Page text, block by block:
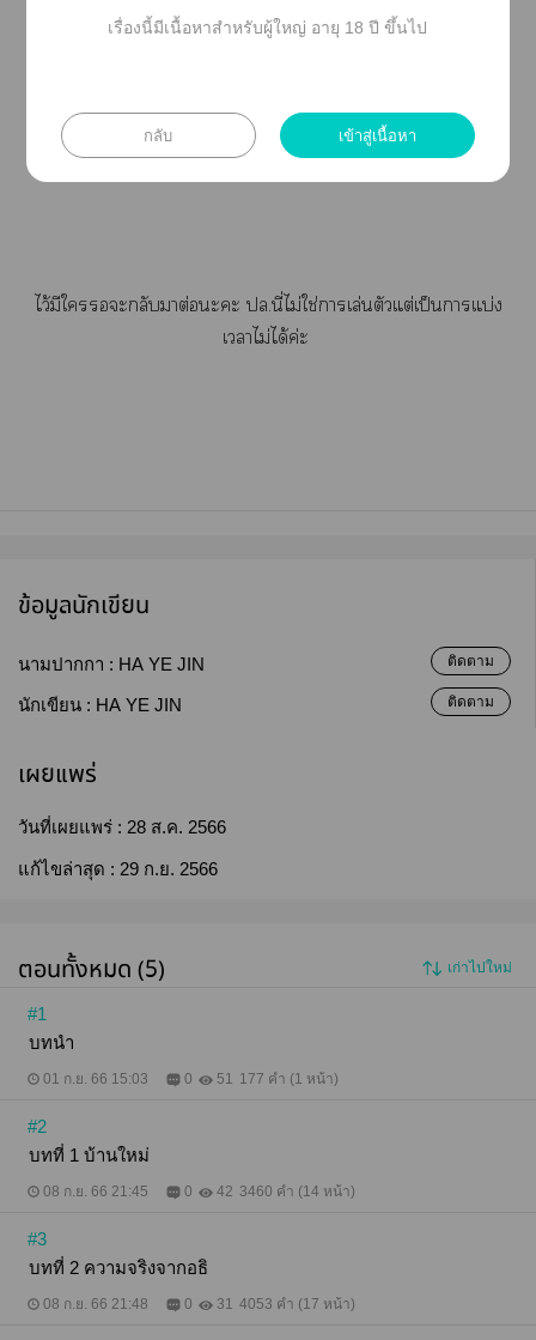
ลี่,าเหยียดชั้น,าทำร้ายาจิตใ,าลักพา
ไว้มีใะกลับาต่อะะ ปล.นี่ไม่ใช่าเล่นตัวแต่เป็นาแบ่ง
เาไม่ได้ค่ะ
ข้อมูลนักเขียน
นามปากกา : HA YE JIN ติดตาม
นักเขียน : HA YE JIN ติดตาม
เผยแพร่
วันที่เผยแพร่ : 28 ส.ค. 2566
แก้ไขล่าสุด : 29 ก.ย. 2566
ตอนทั้งหมด (5) เก่าไปใหม่
#1
บทนำ
01 ก.ย. 66 15:03 0 51 177 คำ (1 หน้า)
#2
บทที่ 1 บ้านใหม่
08 ก.ย. 66 21:45 0 42 3460 คำ (14 หน้า)
#3
บทที่ 2 ความจริงจากอธิ
08 ก.ย. 66 21:48 0 31 4053 คำ (17 หน้า)
เรื่องนี้มีเนื้อหาสำหรับผู้ใหญ่ อายุ 18 ปี ขึ้นไป
กลับ เข้าสู่เนื้อหา